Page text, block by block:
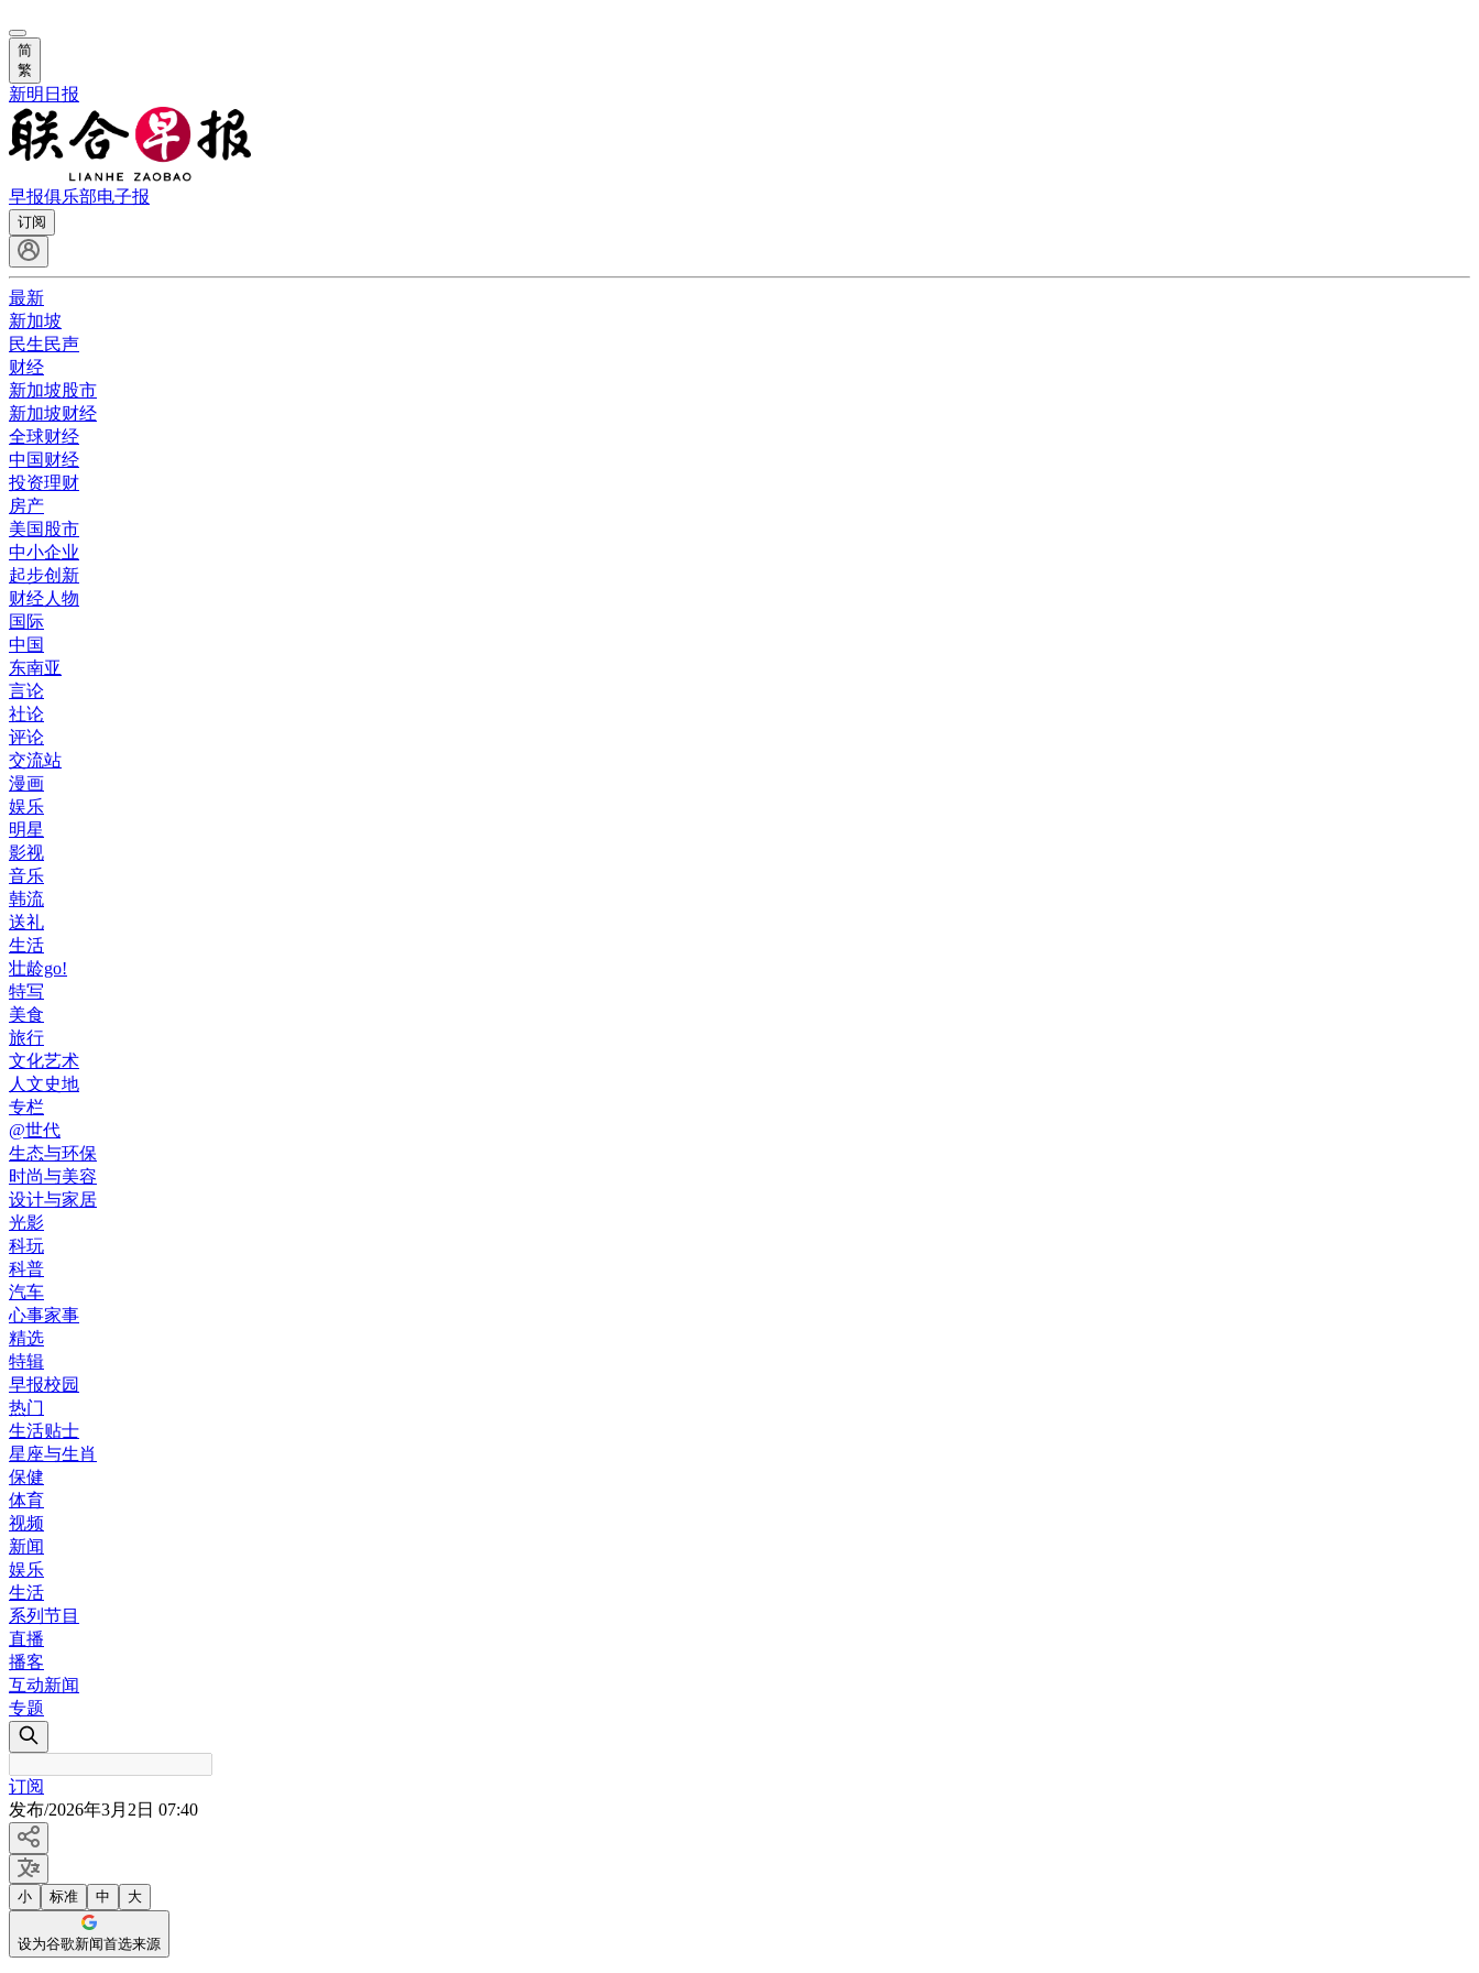
简
繁
新明日报
早报俱乐部电子报
订阅
最新
新加坡
民生民声
财经
新加坡股市
新加坡财经
全球财经
中国财经
投资理财
房产
美国股市
中小企业
起步创新
财经人物
国际
中国
东南亚
言论
社论
评论
交流站
漫画
娱乐
明星
影视
音乐
韩流
送礼
生活
壮龄go!
特写
美食
旅行
文化艺术
人文史地
专栏
@世代
生态与环保
时尚与美容
设计与家居
光影
科玩
科普
汽车
心事家事
精选
特辑
早报校园
热门
生活贴士
星座与生肖
保健
体育
视频
新闻
娱乐
生活
系列节目
直播
播客
互动新闻
专题
订阅
发布/2026年3月2日 07:40
小 标准 中 大
设为谷歌新闻首选来源